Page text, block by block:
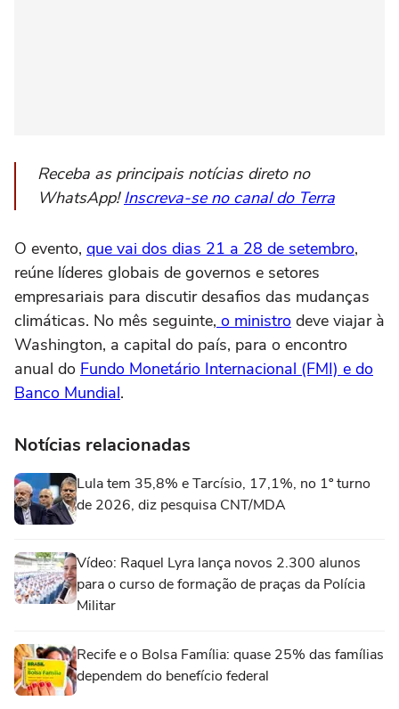
Receba as principais notícias direto no
WhatsApp!Inscreva-se no canal do Terra
O evento, que vai dos dias 21 a 28 de setembro,
reúne líderes globais de governos e setores
empresariais para discutir desafios das mudanças
climáticas. No mês seguinte, o ministro deve viajar à
Washington, a capital do país, para o encontro
anual do Fundo Monetário Internacional (FMI) e do
Banco Mundial.
Notícias relacionadas
Lula tem 35,8% e Tarcísio, 17,1%, no 1º turno
de 2026, diz pesquisa CNT/MDA
Vídeo: Raquel Lyra lança novos 2.300 alunos
para o curso de formação de praças da Polícia
Militar
Recife e o Bolsa Família: quase 25% das famílias
dependem do benefício federal